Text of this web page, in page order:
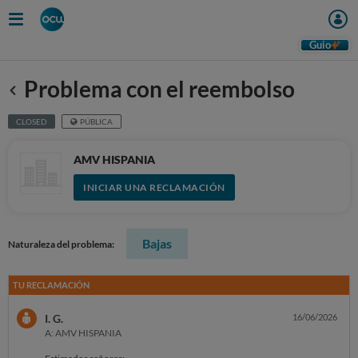
Guio
Anterior
Problema con el reembolso
CLOSED PÚBLICA
AMV HISPANIA
INICIAR UNA RECLAMACIÓN
Naturaleza del problema: Bajas
TU RECLAMACIÓN
I. G.
A: AMV HISPANIA
16/06/2026